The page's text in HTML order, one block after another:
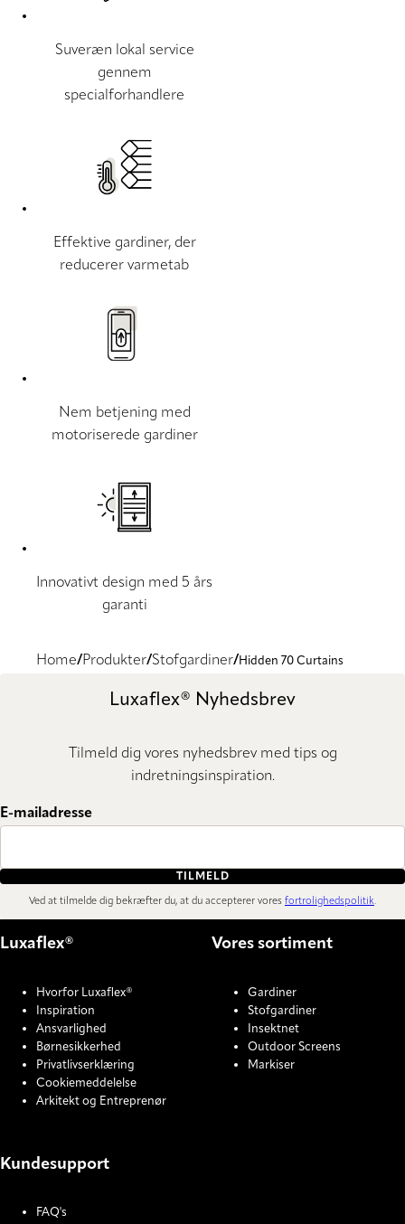
Suveræn lokal service
gennem
specialforhandlere
Effektive gardiner, der
reducerer varmetab
Nem betjening med
motoriserede gardiner
Innovativt design med 5 års
garanti
Home Produkter Stofgardiner Hidden 70 Curtains
Luxaflex® Nyhedsbrev
Tilmeld dig vores nyhedsbrev med tips og
indretningsinspiration.
E-mailadresse
TILMELD
Ved at tilmelde dig bekræfter du, at du accepterer vores fortrolighedspolitik.
Luxaflex®
Hvorfor Luxaflex®
Inspiration
Ansvarlighed
Børnesikkerhed
Privatlivserklæring
Cookiemeddelelse
Arkitekt og Entreprenør
Vores sortiment
Gardiner
Stofgardiner
Insektnet
Outdoor Screens
Markiser
Kundesupport
FAQ's